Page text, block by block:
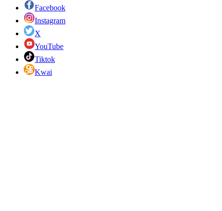
Facebook
Instagram
X
YouTube
Tiktok
Kwai